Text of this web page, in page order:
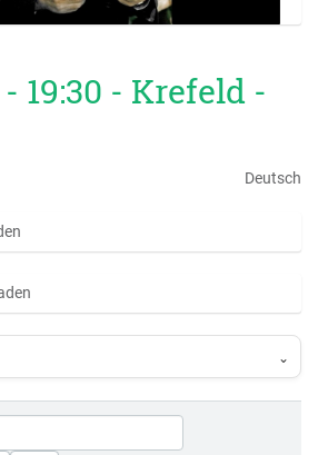
- 19:30 - Krefeld -
Deutsch
⌄